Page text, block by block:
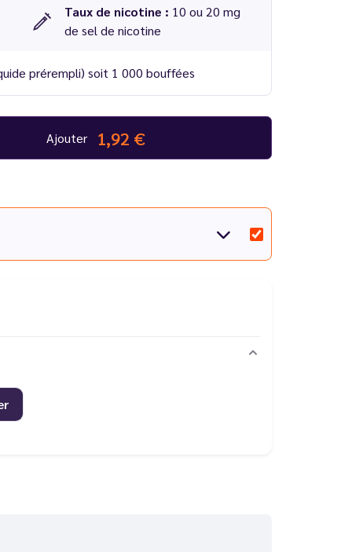
Taux de nicotine : 10 ou 20 mg
de sel de nicotine
prérempli) soit 1 000 bouffées
Ajouter 1,92 €